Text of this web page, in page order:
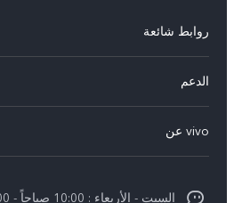
روابط شائعة
X300 (New)
X200 FE (New)
الدعم
مركز الخدمة
Funtouch OS
vivo عن